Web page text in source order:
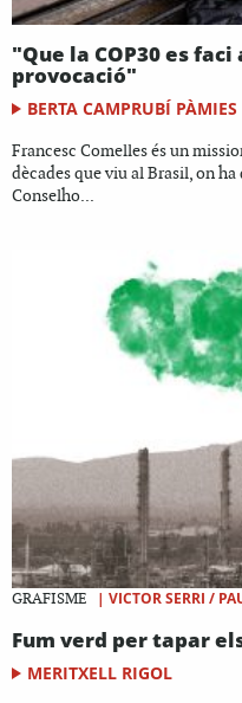
"Que la COP30 es
provocació"
BERTA CAMPRUBÍ PÀMIES
Francesc Comelles és un
dècades que viu al Brasil, on
Conselho...
GRAFISME | VICTOR SERRI /
Fum verd per tapar
MERITXELL RIGOL